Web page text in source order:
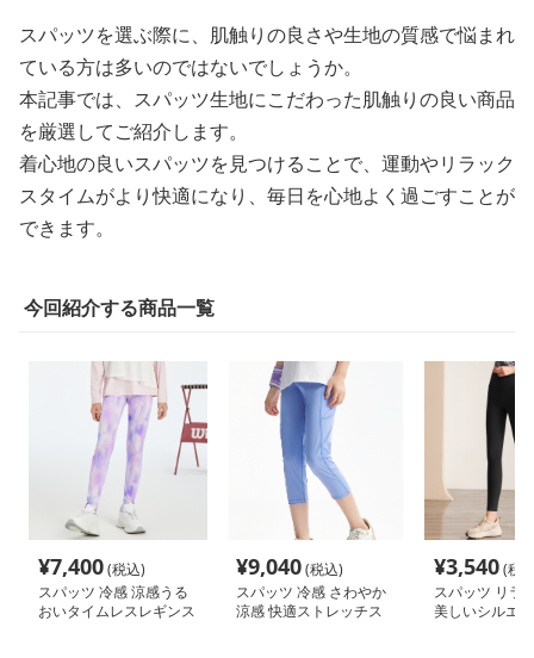
スパッツを選ぶ際に、肌触りの良さや生地の質感で悩まれ
ている方は多いのではないでしょうか。
本記事では、スパッツ生地にこだわった肌触りの良い商品
を厳選してご紹介します。
着心地の良いスパッツを見つけることで、運動やリラック
スタイムがより快適になり、毎日を心地よく過ごすことが
できます。
今回紹介する商品一覧
¥7,400(税込)
スパッツ 冷感 涼感うる
おいタイムレスレギンス
¥9,040(税込)
スパッツ 冷感 さわやか
涼感 快適ストレッチス
¥3,540(税
スパッツ リラ
美しいシルエ